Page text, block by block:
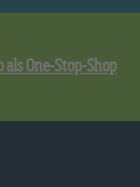
als One-Stop-Shop